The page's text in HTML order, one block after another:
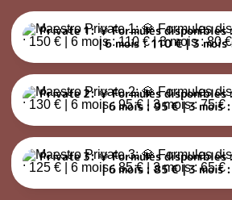
Private 1: 💎 Formules disponibles :
Private 1: 💎 Formules disponibles
| 6 mois : 110 € | 3 mois
Private 2: 💎 Formules disponibles :
Private 2: 💎 Formules disponibles
| 6 mois : 95 € | 3 mois
Private 3: 💎 Formules disponibles :
Private 3: 💎 Formules disponibles
| 6 mois : 85 € | 3 mois